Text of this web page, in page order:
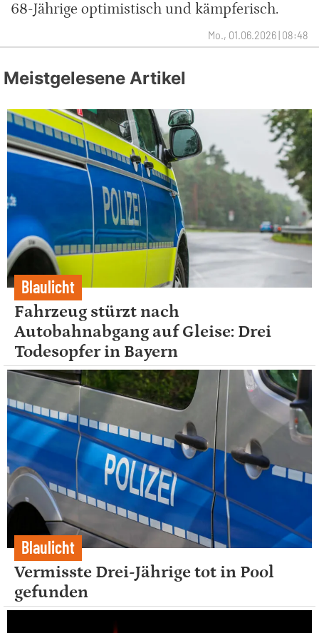
68-Jährige optimistisch und kämpferisch.
Mo., 01.06.2026 | 08:48
Meistgelesene Artikel
Blaulicht
Fahrzeug stürzt nach
Autobahnabgang auf Gleise: Drei
Todesopfer in Bayern
Blaulicht
Vermisste Drei-Jährige tot in Pool
gefunden